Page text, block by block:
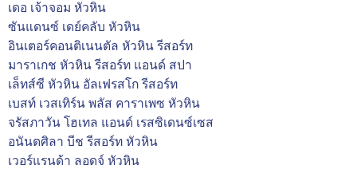
เดอ เจ้าจอม หัวหิน
ซันแดนซ์ เดย์คลับ หัวหิน
อินเตอร์คอนติเนนตัล หัวหิน รีสอร์ท
มาราเกช หัวหิน รีสอร์ท แอนด์ สปา
เล็ทส์ซี หัวหิน อัลเฟรสโก รีสอร์ท
เบสท์ เวสเทิร์น พลัส คาราเพซ หัวหิน
จรัสภาวัน โฮเทล แอนด์ เรสซิเดนซ์เซส
อนันตศิลา บีช รีสอร์ท หัวหิน
เวอร์แรนด้า ลอดจ์ หัวหิน